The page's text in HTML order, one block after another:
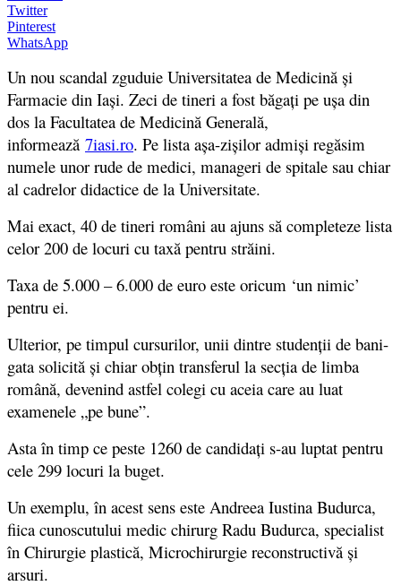
Twitter
Pinterest
WhatsApp
Un nou scandal zguduie Universitatea de Medicină și
Farmacie din Iaşi. Zeci de tineri a fost băgați pe ușa din
dos la Facultatea de Medicină Generală,
informează 7iasi.ro. Pe lista aşa-zişilor admişi regăsim
numele unor rude de medici, manageri de spitale sau chiar
al cadrelor didactice de la Universitate.
Mai exact, 40 de tineri români au ajuns să completeze lista
celor 200 de locuri cu taxă pentru străini.
Taxa de 5.000 – 6.000 de euro este oricum ‘un nimic’
pentru ei.
Ulterior, pe timpul cursurilor, unii dintre studenții de bani-
gata solicită și chiar obțin transferul la secția de limba
română, devenind astfel colegi cu aceia care au luat
examenele „pe bune”.
Asta în timp ce peste 1260 de candidați s-au luptat pentru
cele 299 locuri la buget.
Un exemplu, în acest sens este Andreea Iustina Budurca,
fiica cunoscutului medic chirurg Radu Budurca, specialist
în Chirurgie plastică, Microchirurgie reconstructivă și
arsuri.